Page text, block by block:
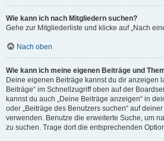
Wie kann ich nach Mitgliedern suchen?
Gehe zur Mitgliederliste und klicke auf „Nach
Nach oben
Wie kann ich meine eigenen Beiträge und
Deine eigenen Beiträge kannst du dir anzeigen
Beiträge“ im Schnellzugriff oben auf der
kannst du auch „Deine Beiträge anzeigen“ in
oder „Beiträge des Benutzers suchen“ auf
verwenden. Benutze die erweiterte Suche, um
zu suchen. Trage dort die entsprechenden